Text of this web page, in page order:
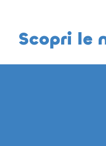
Scopri le